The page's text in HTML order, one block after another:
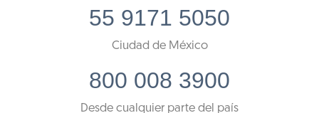
55 9171 5050
Ciudad de México
800 008 3900
Desde cualquier parte del país